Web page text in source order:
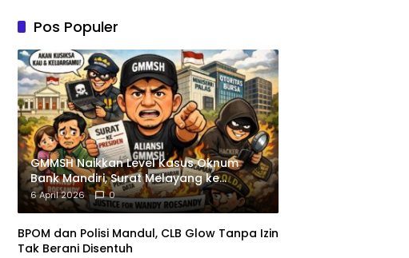
Tunggu
Kelengkapan
Administrasi
Pos Populer
GMMSH Naikkan Level Kasus Oknum
Bank Mandiri, Surat Melayang ke
Presiden
6 April 2026 0
BPOM dan Polisi Mandul, CLB Glow Tanpa Izin
Tak Berani Disentuh